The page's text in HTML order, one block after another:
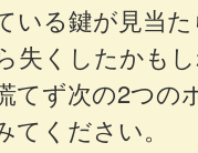
いる鍵が見当た
失くしたかもし
てず次の2つの
てください。